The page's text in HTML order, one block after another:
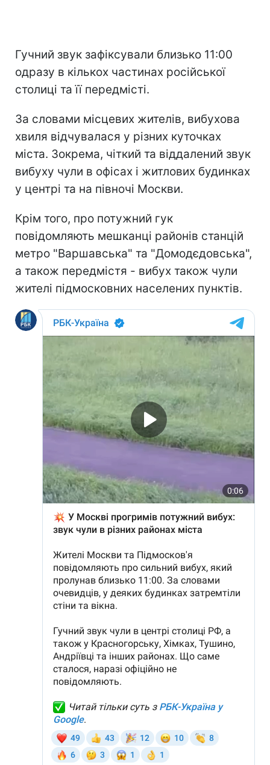
Гучний звук зафіксували близько 11:00
одразу в кількох частинах російської
столиці та її передмісті.
За словами місцевих жителів, вибухова
хвиля відчувалася у різних куточках
міста. Зокрема, чіткий та віддалений звук
вибуху чули в офісах і житлових будинках
у центрі та на півночі Москви.
Крім того, про потужний гук
повідомляють мешканці районів станцій
метро "Варшавська" та "Домодєдовська",
а також передмістя - вибух також чули
жителі підмосковних населених пунктів.